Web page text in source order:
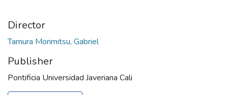
Director
Tamura Morimitsu, Gabriel
Publisher
Pontificia Universidad Javeriana Cali